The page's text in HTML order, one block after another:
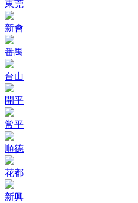
東莞
新會
番禺
台山
開平
常平
順德
花都
新興